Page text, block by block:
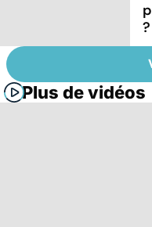
?
Plus de vidéos